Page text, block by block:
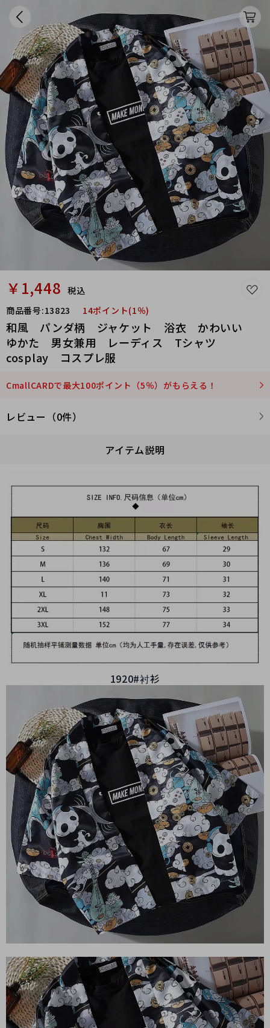
￥1,448 税込
商品番号:13823 14ポイント(1％)
和風 パンダ柄 ジャケット 浴衣 かわいい
ゆかた 男女兼用 レーディス Tシャツ
cosplay コスプレ服
CmallCARDで最大100ポイント（5％）がもらえる！
レビュー（0件）
アイテム説明
1920#衬衫